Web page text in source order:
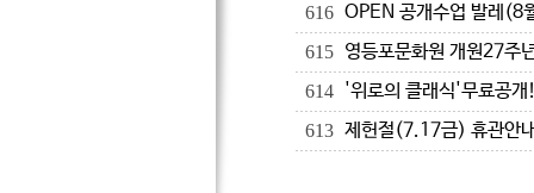
616 OPEN 공개수업 발레(8
615 영등포문화원 개원27주
614 '위로의 클래식'무료공
613 제헌절(7.17금) 휴관안